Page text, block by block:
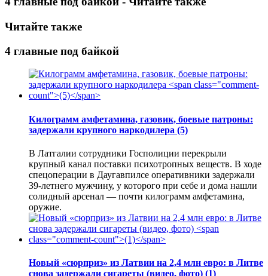
Читайте также
4 главные под байкой
Килограмм амфетамина, газовик, боевые патроны:
задержали крупного наркодилера (5)
В Латгалии сотрудники Госполиции перекрыли
крупный канал поставки психотропных веществ. В ходе
спецоперации в Даугавпилсе оперативники задержали
39-летнего мужчину, у которого при себе и дома нашли
солидный арсенал — почти килограмм амфетамина,
оружие.
Новый «сюрприз» из Латвии на 2,4 млн евро: в Литве
снова задержали сигареты (видео, фото) (1)